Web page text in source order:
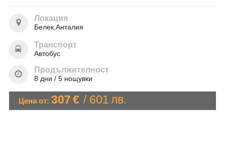
ЕКСКУРЗИИ
ОЩЕ
ЗА НАС
Локация
Белек,Анталия
Транспорт
Автобус
Продължителност
8 дни / 5 нощувки
Цена от: 307€ / 601лв.